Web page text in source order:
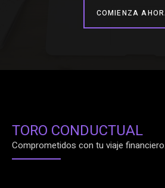
COMIENZA
TORO CONDUCTUAL
Comprometidos con tu viaje financiero.